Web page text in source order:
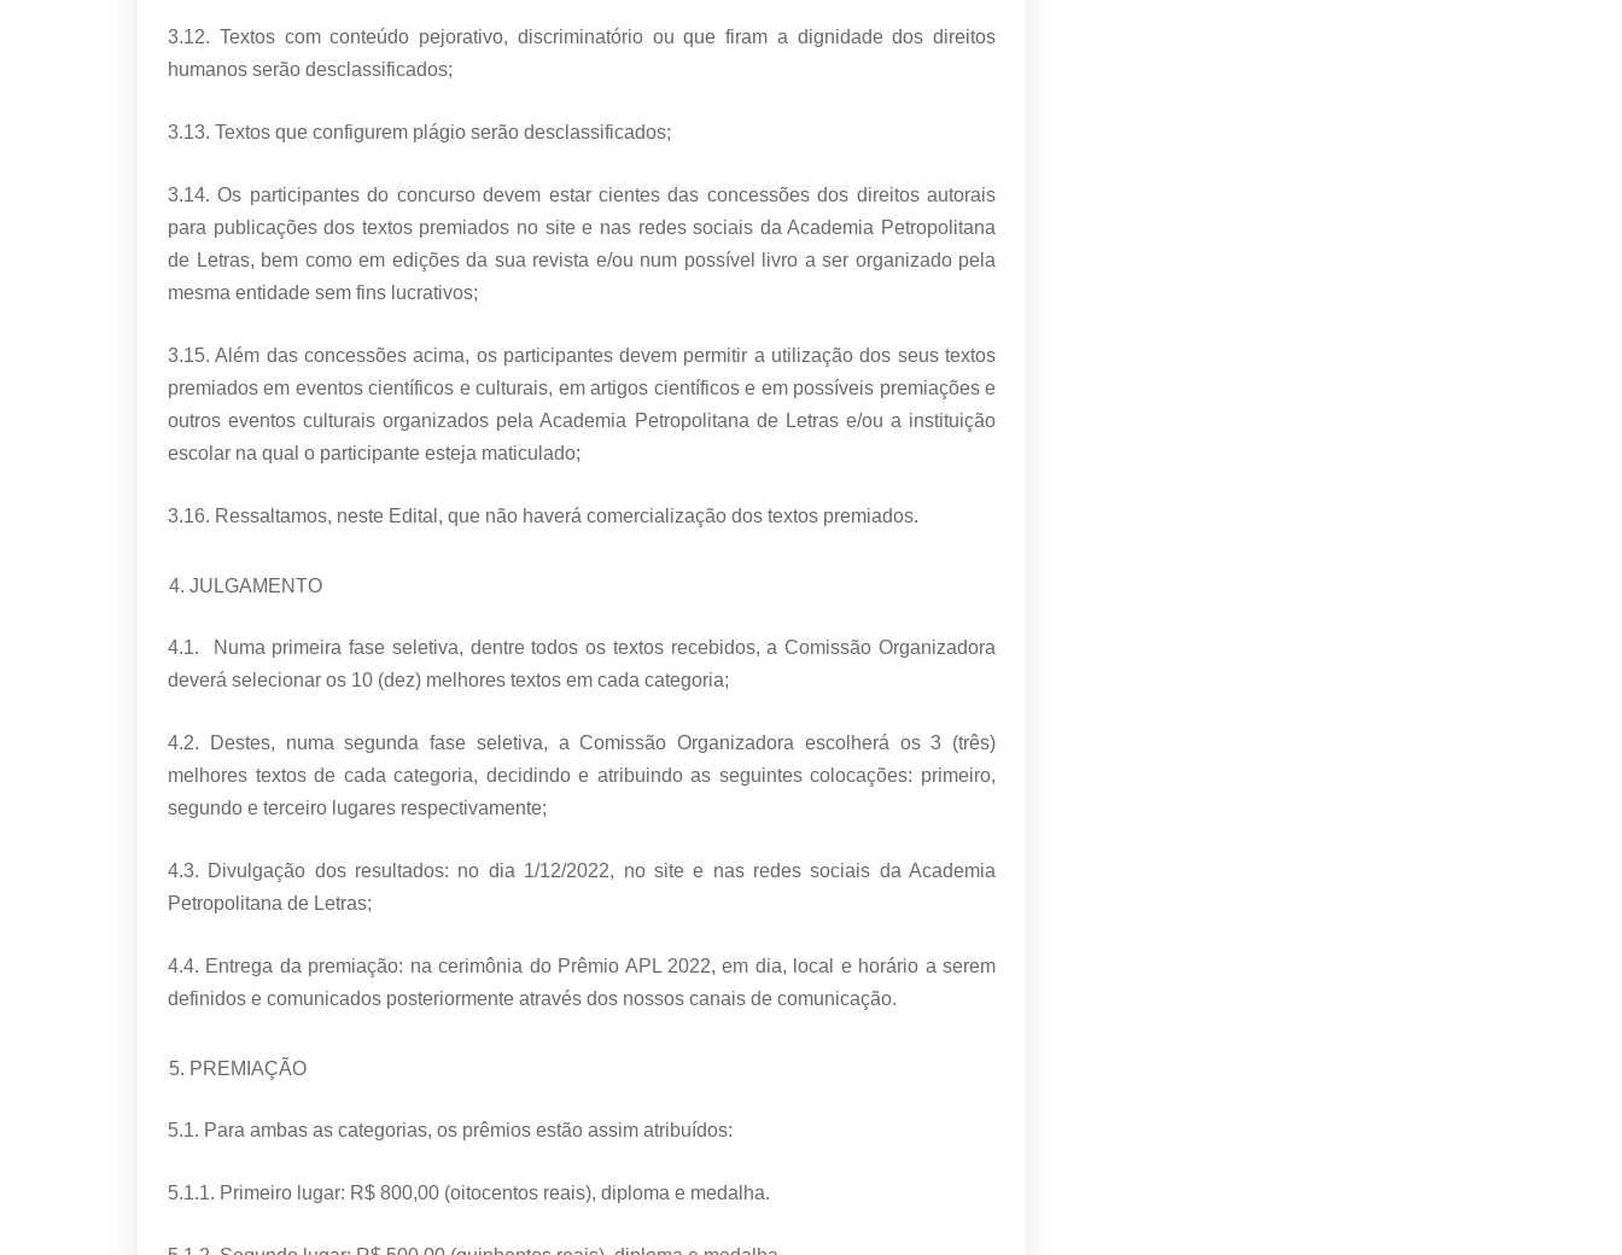
3.12. Textos com conteúdo pejorativo, discriminatório ou que firam a dignidade dos direitos
humanos serão desclassificados;
3.13. Textos que configurem plágio serão desclassificados;
3.14. Os participantes do concurso devem estar cientes das concessões dos direitos autorais
para publicações dos textos premiados no site e nas redes sociais da Academia Petropolitana
de Letras, bem como em edições da sua revista e/ou num possível livro a ser organizado pela
mesma entidade sem fins lucrativos;
3.15. Além das concessões acima, os participantes devem permitir a utilização dos seus textos
premiados em eventos científicos e culturais, em artigos científicos e em possíveis premiações e
outros eventos culturais organizados pela Academia Petropolitana de Letras e/ou a instituição
escolar na qual o participante esteja maticulado;
3.16. Ressaltamos, neste Edital, que não haverá comercialização dos textos premiados.
JULGAMENTO
4.1. Numa primeira fase seletiva, dentre todos os textos recebidos, a Comissão Organizadora
deverá selecionar os 10 (dez) melhores textos em cada categoria;
4.2. Destes, numa segunda fase seletiva, a Comissão Organizadora escolherá os 3 (três)
melhores textos de cada categoria, decidindo e atribuindo as seguintes colocações: primeiro,
segundo e terceiro lugares respectivamente;
4.3. Divulgação dos resultados: no dia 1/12/2022, no site e nas redes sociais da Academia
Petropolitana de Letras;
4.4. Entrega da premiação: na cerimônia do Prêmio APL 2022, em dia, local e horário a serem
definidos e comunicados posteriormente através dos nossos canais de comunicação.
PREMIAÇÃO
5.1. Para ambas as categorias, os prêmios estão assim atribuídos:
5.1.1. Primeiro lugar: R$ 800,00 (oitocentos reais), diploma e medalha.